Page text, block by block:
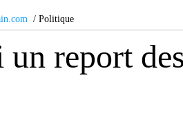
/ Politique
un report